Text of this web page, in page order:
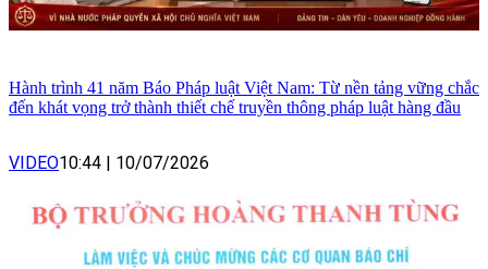
Hành trình 41 năm Báo Pháp luật Việt Nam: Từ nền tảng vững chắc
đến khát vọng trở thành thiết chế truyền thông pháp luật hàng đầu
VIDEO10:44 10/07/2026